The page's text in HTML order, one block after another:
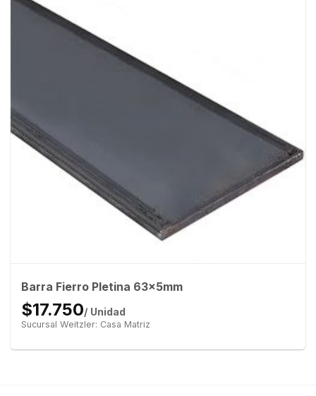
Barra Fierro Pletina 63x5mm
$17.750/ Unidad
Sucursal Weitzler: Casa Matriz